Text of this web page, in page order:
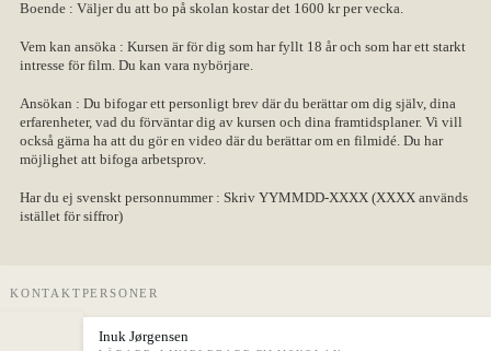
Boende : Väljer du att bo på skolan kostar det 1600 kr per vecka.
Vem kan ansöka : Kursen är för dig som har fyllt 18 år och som har ett starkt
intresse för film. Du kan vara nybörjare.
Ansökan : Du bifogar ett personligt brev där du berättar om dig själv, dina
erfarenheter, vad du förväntar dig av kursen och dina framtidsplaner. Vi vill
också gärna ha att du gör en video där du berättar om en filmidé. Du har
möjlighet att bifoga arbetsprov.
Har du ej svenskt personnummer : Skriv YYMMDD-XXXX (XXXX används
istället för siffror)
KONTAKTPERSONER
Inuk Jørgensen